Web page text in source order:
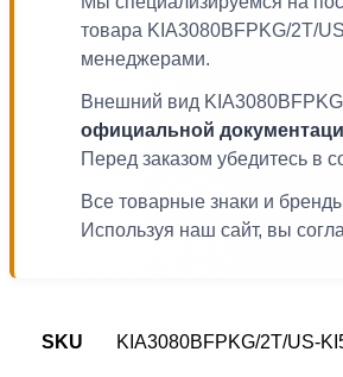
товара KIA3080BFPKG/2T/
менеджерами.
Внешний вид
официальной
Перед заказом убедитесь в
Все товарные знаки и
Используя наш сайт, вы
SKU KIA3080BFPKG/2T/US-